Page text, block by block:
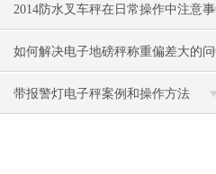
（地上衡）
2014防水叉车秤在日常操作中注意事
项
如何解决电子地磅秤称重偏差大的问
题？
带报警灯电子秤案例和操作方法